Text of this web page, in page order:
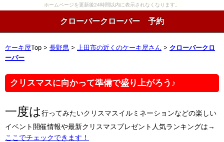
ホームページを更新後24時間以内に表示されなくなります。
クローバークローバー 予約
ケーキ屋 Top > 長野県 > 上田市の近くのケーキ屋さん > クローバークロ
ーバー
クリスマスに向かって準備で盛り上がろう♪
一度は行ってみたいクリスマスイルミネーションなどの楽しい
イベント開催情報や最新クリスマスプレゼント人気ランキングは→
ここでチェックできます！